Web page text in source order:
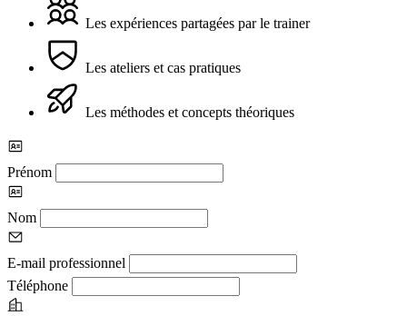
Les expériences partagées par le trainer
Les ateliers et cas pratiques
Les méthodes et concepts théoriques
Prénom
Nom
E-mail professionnel
Téléphone